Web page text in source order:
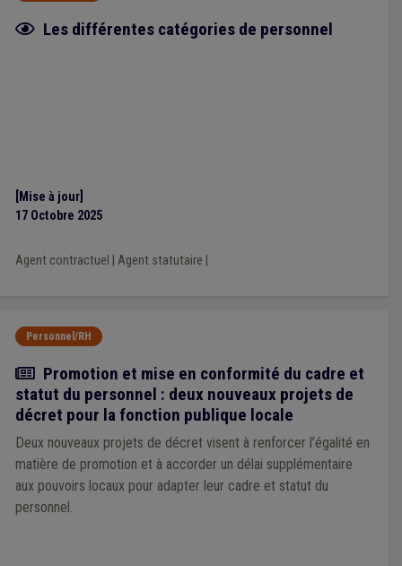
Fiche focus
Les différentes catégories de personnel
[Mise à jour]
17 Octobre 2025
Agent contractuel Agent statutaire
Personnel/RH
Actualité
Promotion et mise en conformité du cadre et
statut du personnel : deux nouveaux projets de
décret pour la fonction publique locale
Deux nouveaux projets de décret visent à renforcer l’égalité en
matière de promotion et à accorder un délai supplémentaire
aux pouvoirs locaux pour adapter leur cadre et statut du
personnel.